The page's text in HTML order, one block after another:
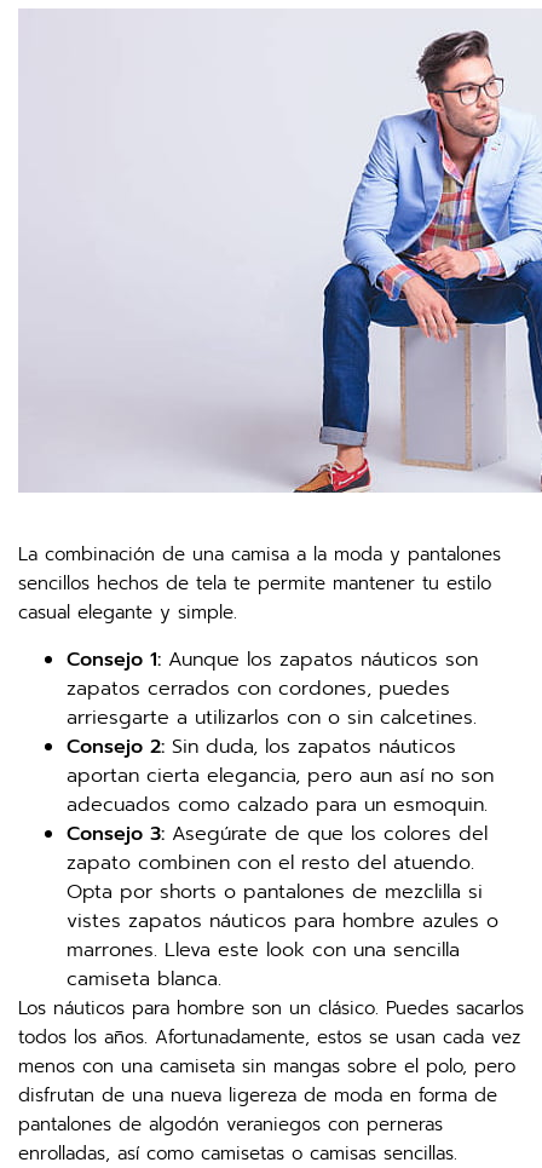
La combinación de una camisa a la moda y pantalones
sencillos hechos de tela te permite mantener tu estilo
casual elegante y simple.
Consejo 1: Aunque los zapatos náuticos son
zapatos cerrados con cordones, puedes
arriesgarte a utilizarlos con o sin calcetines.
Consejo 2: Sin duda, los zapatos náuticos
aportan cierta elegancia, pero aun así no son
adecuados como calzado para un esmoquin.
Consejo 3: Asegúrate de que los colores del
zapato combinen con el resto del atuendo.
Opta por shorts o pantalones de mezclilla si
vistes zapatos náuticos para hombre azules o
marrones. Lleva este look con una sencilla
camiseta blanca.
Los náuticos para hombre son un clásico. Puedes sacarlos
todos los años. Afortunadamente, estos se usan cada vez
menos con una camiseta sin mangas sobre el polo, pero
disfrutan de una nueva ligereza de moda en forma de
pantalones de algodón veraniegos con perneras
enrolladas, así como camisetas o camisas sencillas.